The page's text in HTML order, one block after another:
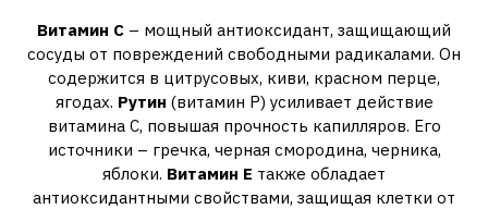
Витамин С – мощный антиоксидант, защищающий
сосуды от повреждений свободными радикалами. Он
содержится в цитрусовых, киви, красном перце,
ягодах. Рутин (витамин Р) усиливает действие
витамина С, повышая прочность капилляров. Его
источники – гречка, черная смородина, черника,
яблоки. Витамин Е также обладает
антиоксидантными свойствами, защищая клетки от